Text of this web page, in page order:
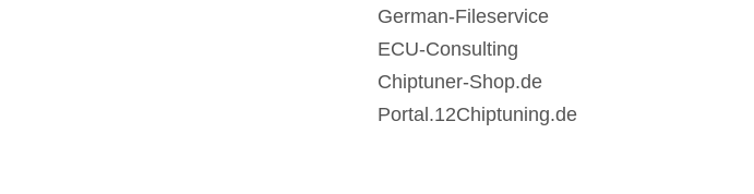
German-Fileservice
ECU-Consulting
Chiptuner-Shop.de
Portal.12Chiptuning.de